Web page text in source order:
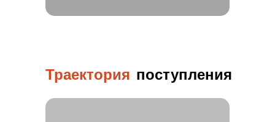
Траектория поступления